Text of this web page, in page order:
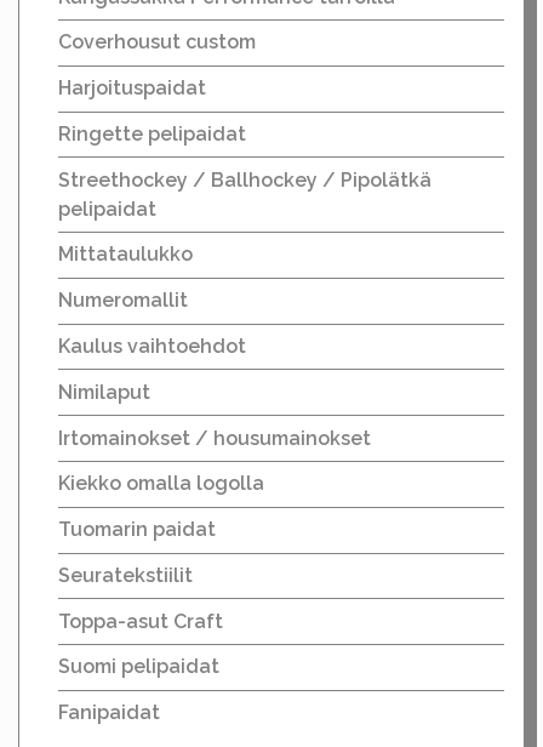
Coverhousut custom
Harjoituspaidat
Ringette pelipaidat
Streethockey / Ballhockey / Pipolätkä
pelipaidat
Mittataulukko
Numeromallit
Kaulus vaihtoehdot
Nimilaput
Irtomainokset / housumainokset
Kiekko omalla logolla
Tuomarin paidat
Seuratekstiilit
Toppa-asut Craft
Suomi pelipaidat
Fanipaidat